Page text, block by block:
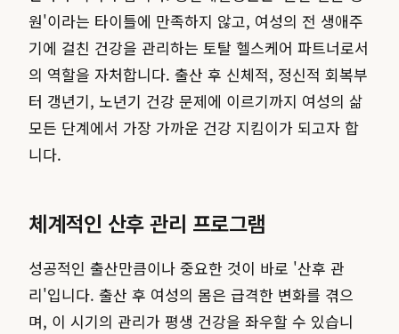
원'이라는 타이틀에 만족하지 않고, 여성의 전 생애주
기에 걸친 건강을 관리하는 토탈 헬스케어 파트너로서
의 역할을 자처합니다. 출산 후 신체적, 정신적 회복부
터 갱년기, 노년기 건강 문제에 이르기까지 여성의 삶
모든 단계에서 가장 가까운 건강 지킴이가 되고자 합
니다.
체계적인 산후 관리 프로그램
성공적인 출산만큼이나 중요한 것이 바로 '산후 관
리'입니다. 출산 후 여성의 몸은 급격한 변화를 겪으
며, 이 시기의 관리가 평생 건강을 좌우할 수 있습니